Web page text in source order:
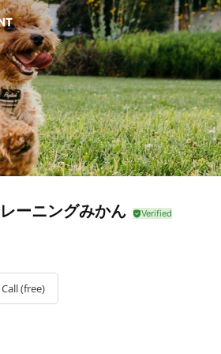
ーニングみかん
(free)